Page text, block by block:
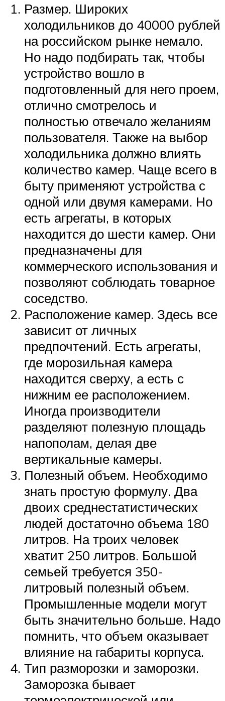
Размер. Широких
холодильников до 40000 рублей
на российском рынке немало.
Но надо подбирать так, чтобы
устройство вошло в
подготовленный для него проем,
отлично смотрелось и
полностью отвечало желаниям
пользователя. Также на выбор
холодильника должно влиять
количество камер. Чаще всего в
быту применяют устройства с
одной или двумя камерами. Но
есть агрегаты, в которых
находится до шести камер. Они
предназначены для
коммерческого использования и
позволяют соблюдать товарное
соседство.
Расположение камер. Здесь все
зависит от личных
предпочтений. Есть агрегаты,
где морозильная камера
находится сверху, а есть с
нижним ее расположением.
Иногда производители
разделяют полезную площадь
напополам, делая две
вертикальные камеры.
Полезный объем. Необходимо
знать простую формулу. Два
двоих среднестатистических
людей достаточно объема 180
литров. На троих человек
хватит 250 литров. Большой
семьей требуется 350-
литровый полезный объем.
Промышленные модели могут
быть значительно больше. Надо
помнить, что объем оказывает
влияние на габариты корпуса.
Тип разморозки и заморозки.
Заморозка бывает